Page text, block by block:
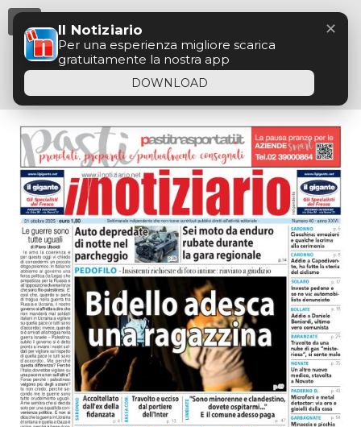
Il Notiziario
Per una esperienza migliore scarica
gratuitamente la nostra app
DOWNLOAD
✕
Menu